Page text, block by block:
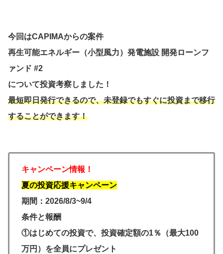
今回はCAPIMAからの案件
再生可能エネルギー（小型風力）発電施設 開発ローンフ
ァンド #2
について投資考察しました！
最短即日発行できるので、未登録でもすぐに投資まで移行
することができます！
キャンペーン情報！
夏の投資応援キャンペーン
期間：2026/8/3~9/4
条件と報酬
①はじめての投資で、投資確定額の1％（最大100
万円） を全員にプレゼント